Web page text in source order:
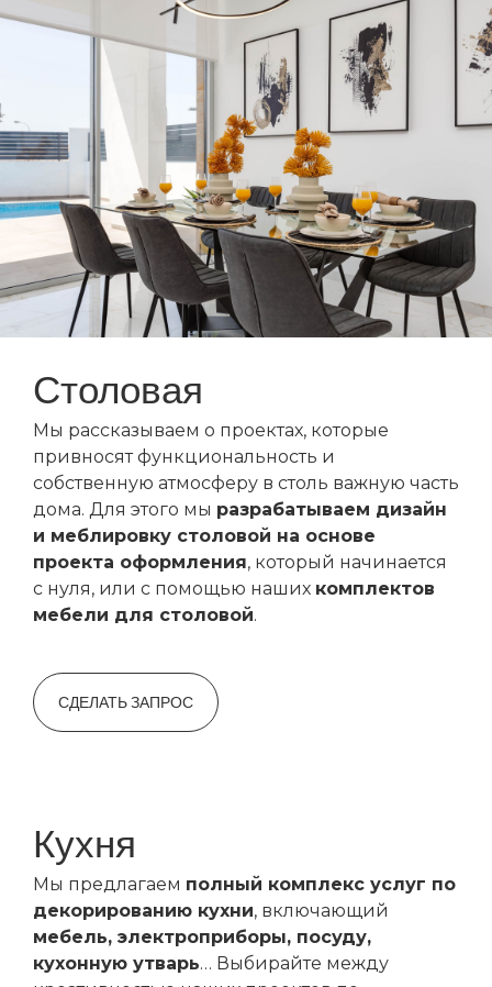
Столовая
Мы рассказываем о проектах, которые
привносят функциональность и
собственную атмосферу в столь важную часть
дома. Для этого мы разрабатываем дизайн
и меблировку столовой на основе
проекта оформления, который начинается
с нуля, или с помощью наших комплектов
мебели для столовой.
СДЕЛАТЬ ЗАПРОС
Кухня
Мы предлагаем полный комплекс услуг по
декорированию кухни, включающий
мебель, электроприборы, посуду,
кухонную утварь… Выбирайте между